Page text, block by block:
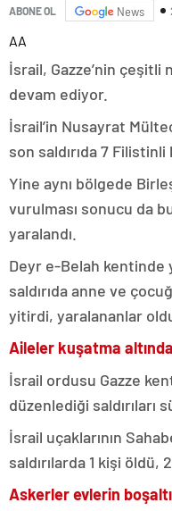
ABONE OL News
AA
İsrail, Gazze’nin çeşitli
devam ediyor.
İsrail’in Nusayrat
son saldırıda 7 Filistinli
Yine aynı bölgede
vurulması sonucu da
yaralandı.
Deyr e-Belah kentinde
saldırıda anne ve
yitirdi, yaralananlar
Aileler kuşatma altında
İsrail ordusu Gazze
düzenlediği saldırıları
İsrail uçaklarının
saldırılarda 1 kişi öldü,
Askerler evlerin